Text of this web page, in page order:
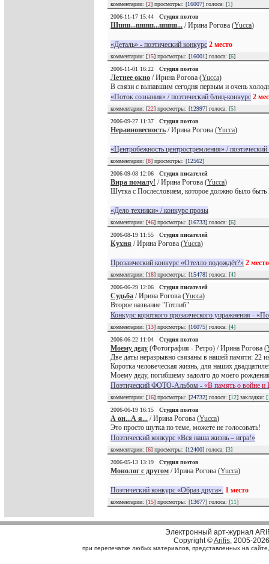
комментарии: [2] просмотры: [16007] голоса: [1]
2006-11-17 15:44
Студия поэтов
Шшш...шшш...шшш... / Ирина Рогова (Yucca)
«Деталь» - поэтический конкурс 2 место
комментарии: [15] просмотры: [16001] голоса: [6]
2006-11-01 16:22
Студия поэтов
Летнее окно / Ирина Рогова (Yucca)
В связи с выпавшим сегодня первым и очень
«Поток сознания» / поэтический блиц-конкурс 2
комментарии: [22] просмотры: [12997] голоса: [5]
2006-09-27 11:37
Студия поэтов
Неравновесность / Ирина Рогова (Yucca)
«Центробежность центростремления» / поэтический
комментарии: [8] просмотры: [12562]
2006-09-08 12:06
Студия писателей
Вира помалу! / Ирина Рогова (Yucca)
Шутка с Послесловием, которое должно было
«Дело техники» / конкурс прозы
комментарии: [46] просмотры: [16733] голоса: [6]
2006-08-19 11:55
Студия писателей
Кухня / Ирина Рогова (Yucca)
Прозаический конкурс «Отелло подождёт?» 2 место
комментарии: [18] просмотры: [15478] голоса: [4]
2006-06-29 12:06
Студия писателей
Судьба / Ирина Рогова (Yucca)
Второе название "Готлиб"
Конкурс короткого прозаического упражнения -
комментарии: [13] просмотры: [16075] голоса: [4]
2006-06-22 11:04
Студия поэтов
Моему деду (Фотография - Ретро) / Ирина Рогова (
Две даты неразрывно связаны в нашей памяти: 22
Коротка человеческая жизнь, для наших
Моему деду, погибшему задолго до моего
Поэтический ФОТО-Альбом - «В память о войне и
комментарии: [16] просмотры: [24732] голоса: [12] закладки:
2006-06-19 16:15
Студия поэтов
А он...А я... / Ирина Рогова (Yucca)
Это просто шутка по теме, можете не голосовать!
Поэтический конкурс «Вся наша жизнь – игра!»
комментарии: [6] просмотры: [12400] голоса: [3]
2006-05-13 13:19
Студия поэтов
Монолог с другом / Ирина Рогова (Yucca)
Поэтический конкурс «Образ друга». 1 место
комментарии: [15] просмотры: [13677] голоса: [11]
Электронный арт-журнал
Copyright ©Arifis, 2005-2026
при перепечатке любых материалов, представленных на